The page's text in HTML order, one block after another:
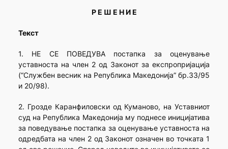
Р Е Ш Е Н И Е
Текст
1. НЕ СЕ ПОВЕДУВА постапка за оценување
уставноста на член 2 од Законот за експропријација
(“Службен весник на Република Македонија” бр.33/95
и 20/98).
2. Грозде Каранфиловски од Куманово, на Уставниот
суд на Република Македонија му поднесе иницијатива
за поведување постапка за оценување уставноста на
одредбата на член 2 од Законот означен во точката 1